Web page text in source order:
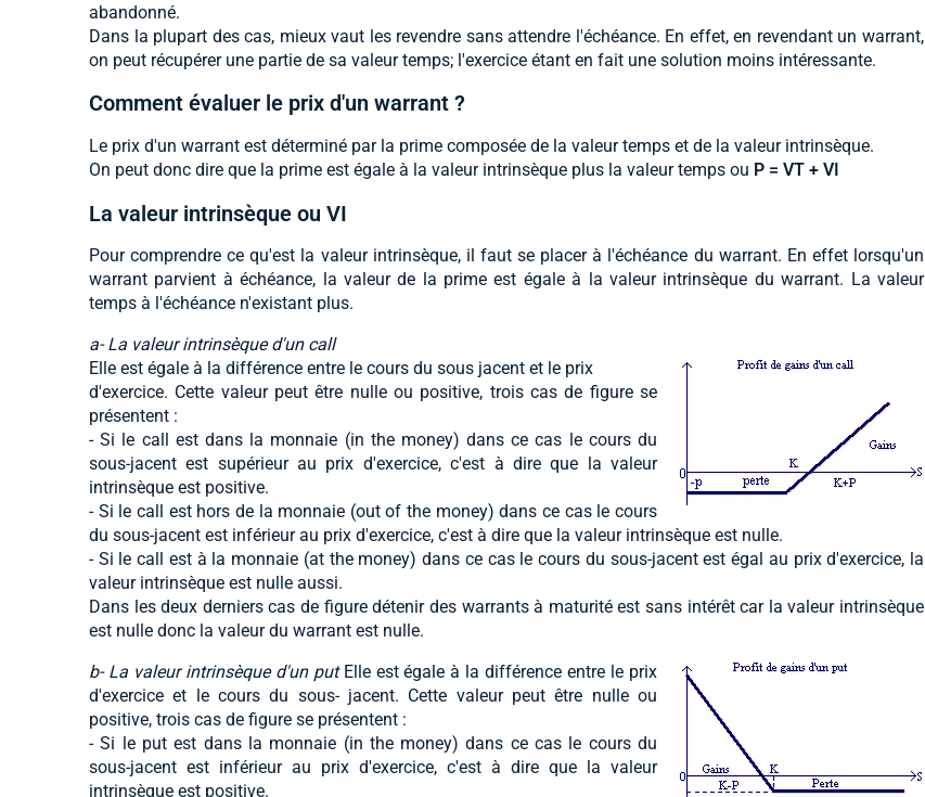
abandonné.
Dans la plupart des cas, mieux vaut les revendre sans attendre l'échéance. En effet, en revendant un warrant,
on peut récupérer une partie de sa valeur temps; l'exercice étant en fait une solution moins intéressante.
Comment évaluer le prix d'un warrant ?
Le prix d'un warrant est déterminé par la prime composée de la valeur temps et de la valeur intrinsèque.
On peut donc dire que la prime est égale à la valeur intrinsèque plus la valeur temps ou P = VT + VI
La valeur intrinsèque ou VI
Pour comprendre ce qu'est la valeur intrinsèque, il faut se placer à l'échéance du warrant. En effet lorsqu'un
warrant parvient à échéance, la valeur de la prime est égale à la valeur intrinsèque du warrant. La valeur
temps à l'échéance n'existant plus.
a- La valeur intrinsèque d'un call
Elle est égale à la différence entre le cours du sous jacent et le prix
d'exercice. Cette valeur peut être nulle ou positive, trois cas de figure se
présentent :
- Si le call est dans la monnaie (in the money) dans ce cas le cours du
sous-jacent est supérieur au prix d'exercice, c'est à dire que la valeur
intrinsèque est positive.
- Si le call est hors de la monnaie (out of the money) dans ce cas le cours
du sous-jacent est inférieur au prix d'exercice, c'est à dire que la valeur intrinsèque est nulle.
- Si le call est à la monnaie (at the money) dans ce cas le cours du sous-jacent est égal au prix d'exercice, la
valeur intrinsèque est nulle aussi.
Dans les deux derniers cas de figure détenir des warrants à maturité est sans intérêt car la valeur intrinsèque
est nulle donc la valeur du warrant est nulle.
b- La valeur intrinsèque d'un put Elle est égale à la différence entre le prix
d'exercice et le cours du sous- jacent. Cette valeur peut être nulle ou
positive, trois cas de figure se présentent :
- Si le put est dans la monnaie (in the money) dans ce cas le cours du
sous-jacent est inférieur au prix d'exercice, c'est à dire que la valeur
intrinsèque est positive.